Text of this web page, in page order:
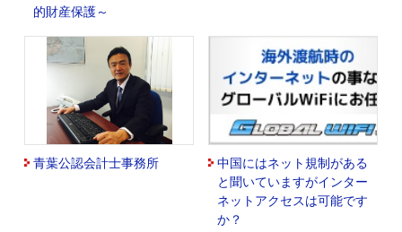
的財産保護～
青葉公認会計士事務所
中国にはネット規制がある
と聞いていますがインター
ネットアクセスは可能です
か？